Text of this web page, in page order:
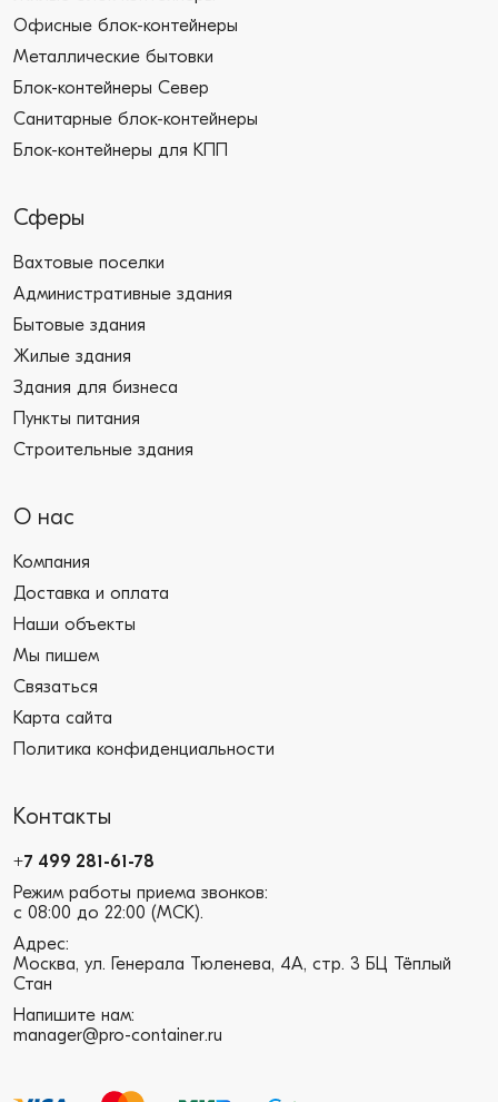
Офисные блок-контейнеры
Металлические бытовки
Блок-контейнеры Север
Санитарные блок-контейнеры
Блок-контейнеры для КПП
Сферы
Вахтовые поселки
Административные здания
Бытовые здания
Жилые здания
Здания для бизнеса
Пункты питания
Строительные здания
О нас
Компания
Доставка и оплата
Наши объекты
Мы пишем
Связаться
Карта сайта
Политика конфиденциальности
Контакты
+7 499 281-61-78
Режим работы приема звонков:
с 08:00 до 22:00 (МСК).
Адрес:
Москва, ул. Генерала Тюленева, 4А, стр. 3 БЦ Тёплый
Стан
Напишите нам:
manager@pro-container.ru